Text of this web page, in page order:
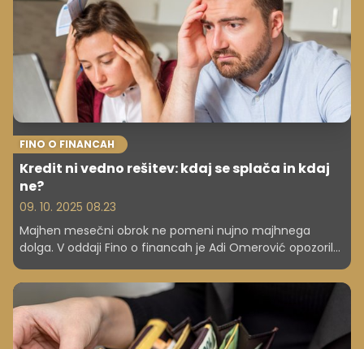
FINO O FINANCAH
Kredit ni vedno rešitev: kdaj se splača in kdaj
ne?
09. 10. 2025 08.23
Majhen mesečni obrok ne pomeni nujno majhnega
dolga. V oddaji Fino o financah je Adi Omerović opozoril
na najpogostejše zmote pri zadolževanju Slovencev.
Preverite, katere vrste financiranja obstajajo, pomen
efektivne obrestne mere, kako izračunati stopnjo
zadolženosti in kako se zaščititi pred kreditnimi tveganji.